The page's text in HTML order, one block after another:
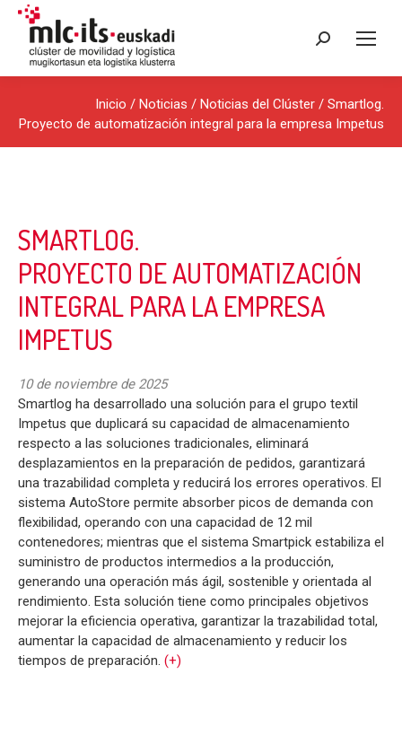
Buscar:
Inicio / Noticias / Noticias del Clúster / Smartlog.
Proyecto de automatización integral para la empresa Impetus
SMARTLOG.
PROYECTO DE AUTOMATIZACIÓN
INTEGRAL PARA LA EMPRESA
IMPETUS
10 de noviembre de 2025
Smartlog ha desarrollado una solución para el grupo textil
Impetus que duplicará su capacidad de almacenamiento
respecto a las soluciones tradicionales, eliminará
desplazamientos en la preparación de pedidos, garantizará
una trazabilidad completa y reducirá los errores operativos. El
sistema AutoStore permite absorber picos de demanda con
flexibilidad, operando con una capacidad de 12 mil
contenedores; mientras que el sistema Smartpick estabiliza el
suministro de productos intermedios a la producción,
generando una operación más ágil, sostenible y orientada al
rendimiento. Esta solución tiene como principales objetivos
mejorar la eficiencia operativa, garantizar la trazabilidad total,
aumentar la capacidad de almacenamiento y reducir los
tiempos de preparación. (+)